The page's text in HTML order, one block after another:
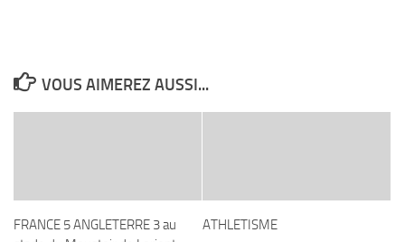
VOUS AIMEREZ AUSSI...
FRANCE 5 ANGLETERRE 3 au
ATHLETISME